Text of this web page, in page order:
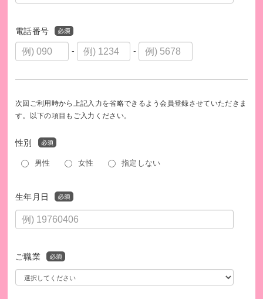
電話番号
- -
次回ご利用時から上記入力を省略できるよう会員登録させていただきま
す。以下の項目もご入力ください。
性別
男性 女性 指定しない
生年月日
ご職業